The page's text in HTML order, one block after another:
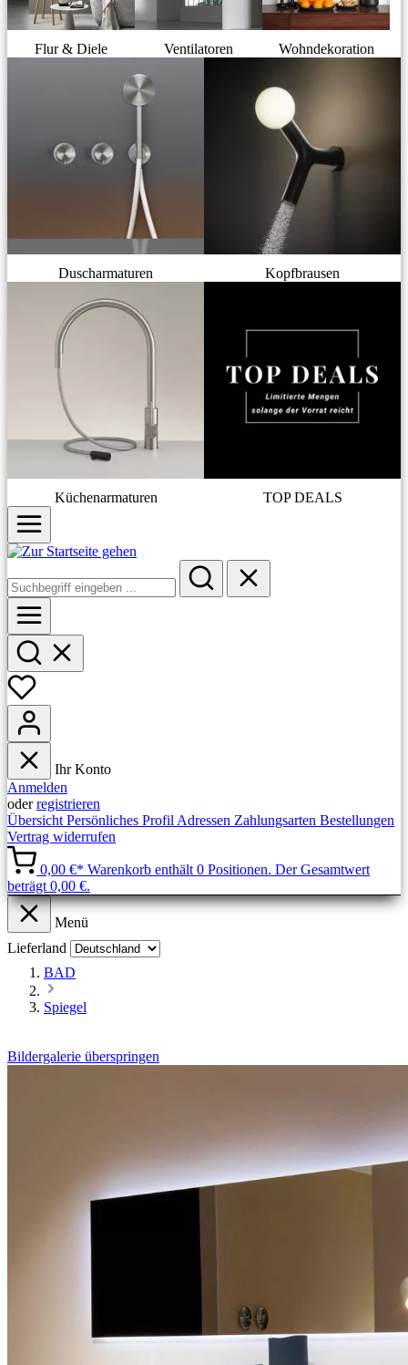
Flur & Diele Ventilatoren Wohndekoration
Duscharmaturen Kopfbrausen
Küchenarmaturen TOP DEALS
Ihr Konto
Anmelden
oderregistrieren
Übersicht Persönliches Profil Adressen Zahlungsarten Bestellungen
Vertrag widerrufen
0,00 €* Warenkorb enthält 0 Positionen. Der Gesamtwert
beträgt 0,00 €.
Menü
Lieferland
BAD
Spiegel
Bildergalerie überspringen